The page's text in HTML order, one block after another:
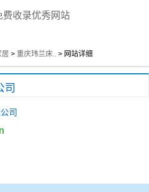
费收录优秀网站
居 > 重庆玮兰床.. > 网站详细
司
司